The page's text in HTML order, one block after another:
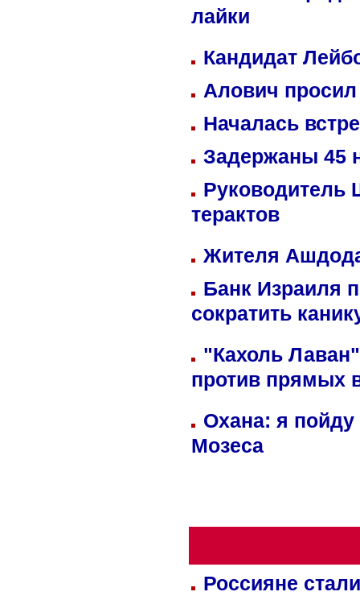
лайки
Кандидат
Алович просил
Началась
Задержаны 45
Руководитель
терактов
Жителя
Банк Израиля
сократить
"Кахоль
против прямых
Охана: я пойду
Мозеса
Россияне